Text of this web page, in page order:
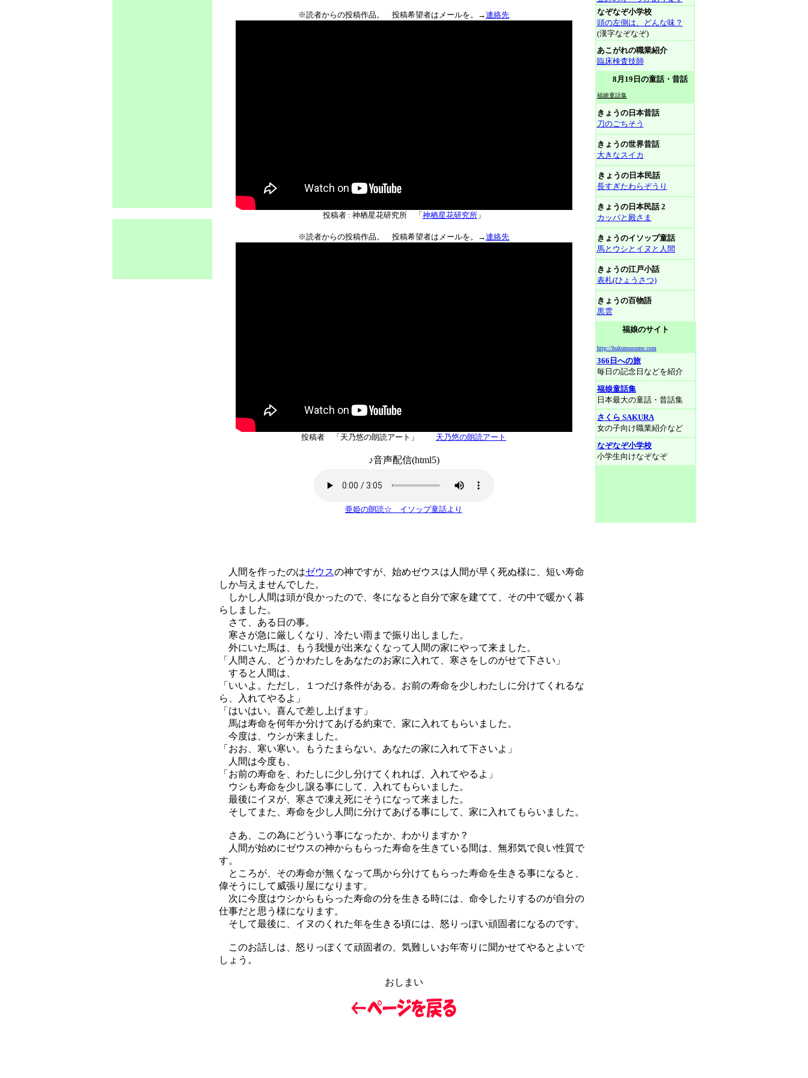
※読者からの投稿作品。 投稿希望者はメールを。→連絡先
投稿者 : 神栖星花研究所 「 神栖星花研究所」
※読者からの投稿作品。 投稿希望者はメールを。→連絡先
投稿者 「天乃悠の朗読アート」 天乃悠の朗読アート
♪音声配信(html5)
亜姫の朗読☆ イソップ童話より
人間を作ったのはゼウスの神ですが、始めゼウスは人間が早く死ぬ様に、短い寿命
しか与えませんでした。
しかし人間は頭が良かったので、冬になると自分で家を建てて、その中で暖かく暮
らしました。
さて、ある日の事。
寒さが急に厳しくなり、冷たい雨まで振り出しました。
外にいた馬は、もう我慢が出来なくなって人間の家にやって来ました。
「人間さん、どうかわたしをあなたのお家に入れて、寒さをしのがせて下さい」
すると人間は、
「いいよ。ただし、１つだけ条件がある。お前の寿命を少しわたしに分けてくれるな
ら、入れてやるよ」
「はいはい。喜んで差し上げます」
馬は寿命を何年か分けてあげる約束で、家に入れてもらいました。
今度は、ウシが来ました。
「おお、寒い寒い。もうたまらない。あなたの家に入れて下さいよ」
人間は今度も、
「お前の寿命を、わたしに少し分けてくれれば、入れてやるよ」
ウシも寿命を少し譲る事にして、入れてもらいました。
最後にイヌが、寒さで凍え死にそうになって来ました。
そしてまた、寿命を少し人間に分けてあげる事にして、家に入れてもらいました。
さあ、この為にどういう事になったか、わかりますか？
人間が始めにゼウスの神からもらった寿命を生きている間は、無邪気で良い性質で
す。
ところが、その寿命が無くなって馬から分けてもらった寿命を生きる事になると、
偉そうにして威張り屋になります。
次に今度はウシからもらった寿命の分を生きる時には、命令したりするのが自分の
仕事だと思う様になります。
そして最後に、イヌのくれた年を生きる頃には、怒りっぽい頑固者になるのです。
このお話しは、怒りっぽくて頑固者の、気難しいお年寄りに聞かせてやるとよいで
しょう。
おしまい
なぞなぞ小学校
頭の左側は、どんな味？
(漢字なぞなぞ)
あこがれの職業紹介
臨床検査技師
8月19日の童話・昔話
福娘童話集
きょうの日本昔話
刀のごちそう
きょうの世界昔話
大きなスイカ
きょうの日本民話
長すぎたわらぞうり
きょうの日本民話 2
カッパと殿さま
きょうのイソップ童話
馬とウシとイヌと人間
きょうの江戸小話
表札(ひょうさつ)
きょうの百物語
黒雲
福娘のサイト
http://hukumusume.com
366日への旅
毎日の記念日などを紹介
福娘童話集
日本最大の童話・昔話集
さくら SAKURA
女の子向け職業紹介など
なぞなぞ小学校
小学生向けなぞなぞ